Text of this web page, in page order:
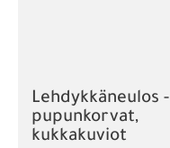
Lehdykkäneulos -
pupunkorvat,
kukkakuviot